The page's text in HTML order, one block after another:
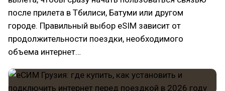
после прилета в Тбилиси, Батуми или другом
городе. Правильный выбор eSIM зависит от
продолжительности поездки, необходимого
объема интернет…